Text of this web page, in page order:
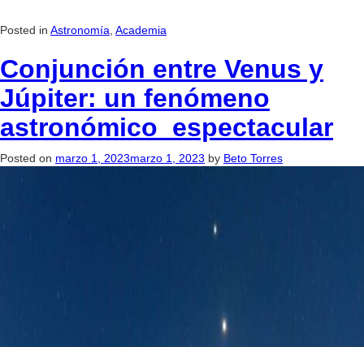
Posted in Astronomía Academia
Conjunción entre Venus y
Júpiter: un fenómeno
astronómico espectacular
Posted on marzo 1, 2023marzo 1, 2023 by Beto Torres